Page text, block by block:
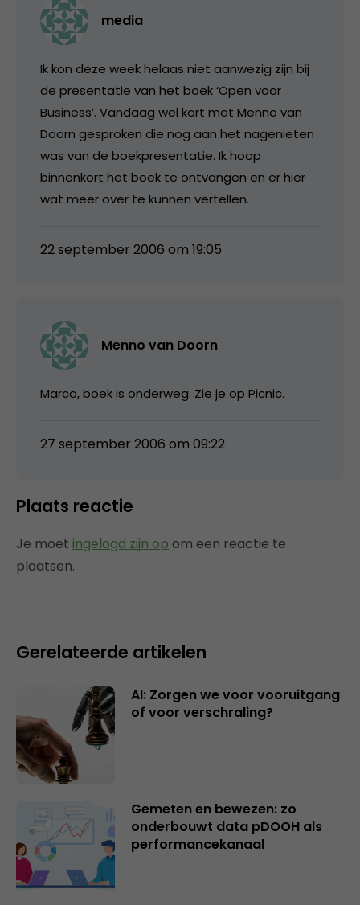
media
Ik kon deze week helaas niet aanwezig zijn bij
de presentatie van het boek ‘Open voor
Business’. Vandaag wel kort met Menno van
Doorn gesproken die nog aan het nagenieten
was van de boekpresentatie. Ik hoop
binnenkort het boek te ontvangen en er hier
wat meer over te kunnen vertellen.
22 september 2006 om 19:05
Menno van Doorn
Marco, boek is onderweg. Zie je op Picnic.
27 september 2006 om 09:22
Plaats reactie
Je moet ingelogd zijn op om een reactie te
plaatsen.
Gerelateerde artikelen
AI: Zorgen we voor vooruitgang
of voor verschraling?
Gemeten en bewezen: zo
onderbouwt data pDOOH als
performancekanaal